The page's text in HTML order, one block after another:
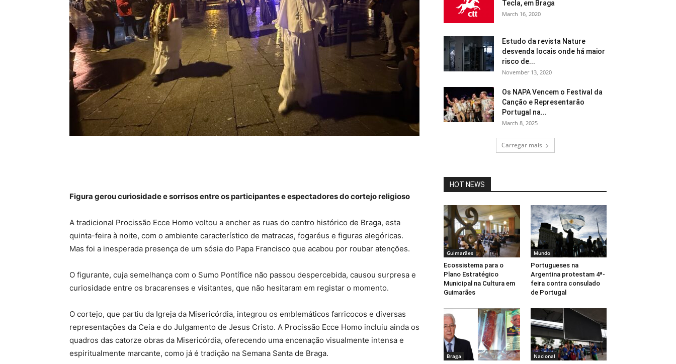
Figura gerou curiosidade e sorrisos entre os participantes e espectadores do cortejo religioso
A tradicional Procissão Ecce Homo voltou a encher as ruas do centro histórico de Braga, esta
quinta-feira à noite, com o ambiente característico de matracas, fogaréus e figuras alegóricas.
Mas foi a inesperada presença de um sósia do Papa Francisco que acabou por roubar atenções.
O figurante, cuja semelhança com o Sumo Pontífice não passou despercebida, causou surpresa e
curiosidade entre os bracarenses e visitantes, que não hesitaram em registar o momento.
O cortejo, que partiu da Igreja da Misericórdia, integrou os emblemáticos farricocos e diversas
representações da Ceia e do Julgamento de Jesus Cristo. A Procissão Ecce Homo incluiu ainda os
quadros das catorze obras da Misericórdia, oferecendo uma encenação visualmente intensa e
espiritualmente marcante, como já é tradição na Semana Santa de Braga.
Tecla, em Braga
March 16, 2020
Estudo da revista Nature
desvenda locais onde há maior
risco de...
November 13, 2020
Os NAPA Vencem o Festival da
Canção e Representarão
Portugal na...
March 8, 2025
Carregar mais
HOT NEWS
Guimarães
Ecossistema para o
Plano Estratégico
Municipal na Cultura em
Guimarães
Mundo
Portugueses na
Argentina protestam 4ª-
feira contra consulado
de Portugal
Braga Nacional